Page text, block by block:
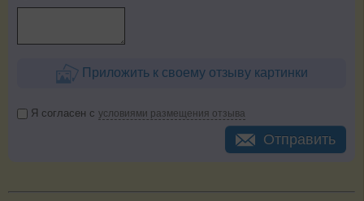
Приложить к своему отзыву картинки
Я согласен с условиями размещения отзыва
Отправить